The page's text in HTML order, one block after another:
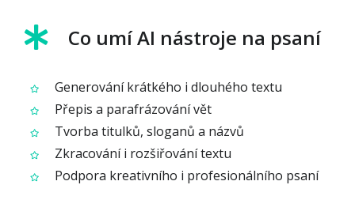
Co umí AI nástroje na psaní
Generování krátkého i dlouhého textu
Přepis a parafrázování vět
Tvorba titulků, sloganů a názvů
Zkracování i rozšiřování textu
Podpora kreativního i profesionálního psaní